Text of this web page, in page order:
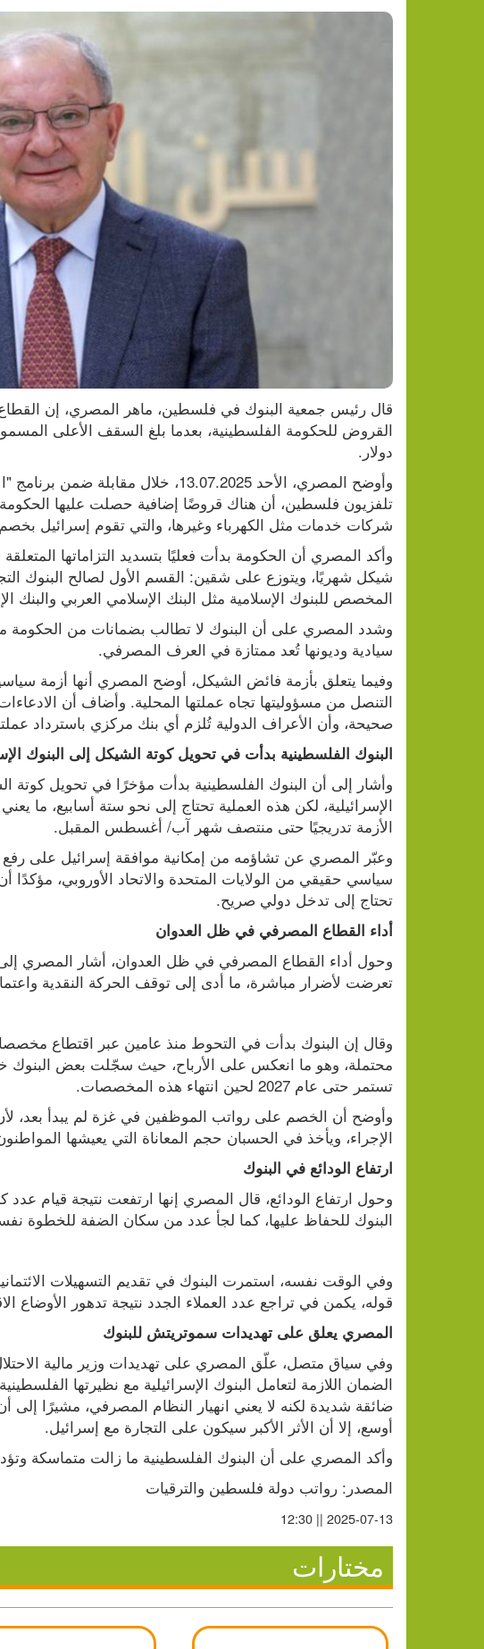
اعتقال 9 شبان من محافظة جنين
دولار.
شركات خدمات مثل الكهرباء وغيرها، والتي تقوم إسرائيل
المخصص للبنوك الإسلامية مثل البنك الإسلامي العربي والبنك
سيادية وديونها تُعد ممتازة في العرف المصرفي.
صحيحة، وأن الأعراف الدولية تُلزم أي بنك مركزي باسترداد
البنوك الفلسطينية بدأت في تحويل كوتة الشيكل إلى البنوك
الأزمة تدريجيًا حتى منتصف شهر آب/ أغسطس المقبل.
تحتاج إلى تدخل دولي صريح.
أداء القطاع المصرفي في ظل العدوان
تعرضت لأضرار مباشرة، ما أدى إلى توقف الحركة النقدية
تستمر حتى عام 2027 لحين انتهاء هذه المخصصات.
الإجراء، ويأخذ في الحسبان حجم المعاناة التي يعيشها
ارتفاع الودائع في البنوك
البنوك للحفاظ عليها، كما لجأ عدد من سكان الضفة للخطوة
قوله، يكمن في تراجع عدد العملاء الجدد نتيجة تدهور الأوضاع
المصري يعلق على تهديدات سموتريتش للبنوك
أوسع، إلا أن الأثر الأكبر سيكون على التجارة مع إسرائيل.
وأكد المصري على أن البنوك الفلسطينية ما زالت متماسكة
المصدر: رواتب دولة فلسطين والترقيات
2025-07-13 || 12:30
مختارات